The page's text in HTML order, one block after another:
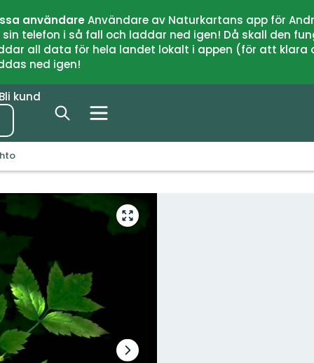
användareAnvändare av Naturkartans app för
telefon i så fall och laddar ned igen! Då skall den
all data för hela landet lokalt i appen (för att
ned igen!
Bli kund
Gå
till
Nästa